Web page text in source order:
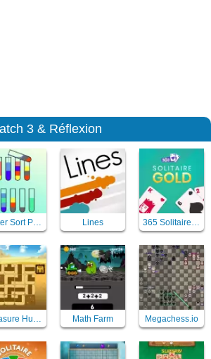
3 & Réflexion
Water Sort Puzzle Lines 365 Solitaire Gold
Treasure Hunt Neon Math Farm Megachess.io